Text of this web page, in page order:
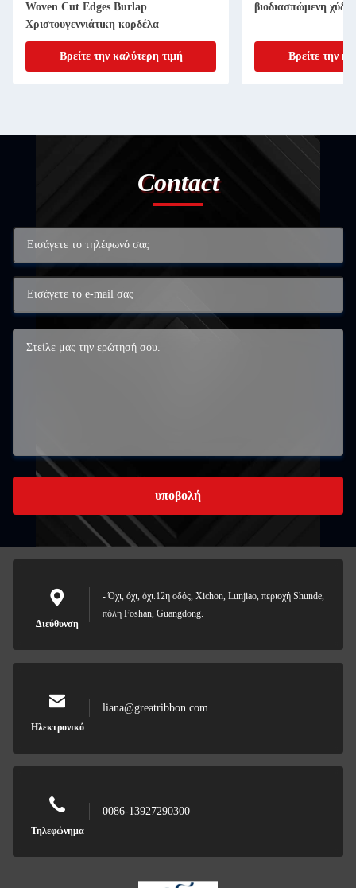
Woven Cut Edges Burlap
Χριστουγεννιάτικη κορδέλα
Βρείτε την καλύτερη τιμή
βιοδιασπώμενη
Βρείτε την
Contact
υποβολή
Διεύθυνση
- Όχι, όχι, όχι.12η οδός, Xichon, Lunjiao, περιοχή Shunde,
πόλη Foshan, Guangdong.
Ηλεκτρονικό
liana@greatribbon.com
Τηλεφώνημα
0086-13927290300